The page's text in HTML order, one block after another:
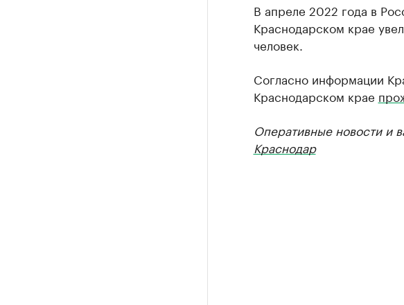
В апреле 2022 года в
Краснодарском крае
человек.
Cогласно информации
Краснодарском крае
Оперативные новости и
Краснодар